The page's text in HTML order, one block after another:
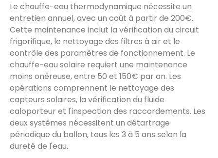
Le chauffe-eau thermodynamique nécessite un
entretien annuel, avec un coût à partir de 200€.
Cette maintenance inclut la vérification du circuit
frigorifique, le nettoyage des filtres à air et le
contrôle des paramètres de fonctionnement. Le
chauffe-eau solaire requiert une maintenance
moins onéreuse, entre 50 et 150€ par an. Les
opérations comprennent le nettoyage des
capteurs solaires, la vérification du fluide
caloporteur et l'inspection des raccordements. Les
deux systèmes nécessitent un détartrage
périodique du ballon, tous les 3 à 5 ans selon la
dureté de l'eau.